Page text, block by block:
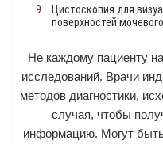
Цистоскопия для
поверхностей
Не каждому пациенту
исследований. Врачи
методов диагностики,
случая, чтобы
информацию. Могут